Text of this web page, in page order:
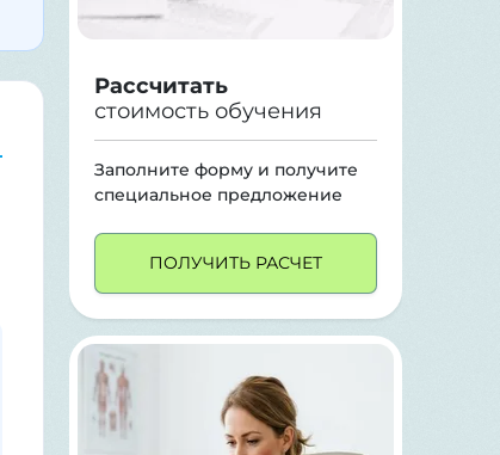
Рассчитать
стоимость обучения
Заполните форму и получите
специальное предложение
ПОЛУЧИТЬ РАСЧЕТ